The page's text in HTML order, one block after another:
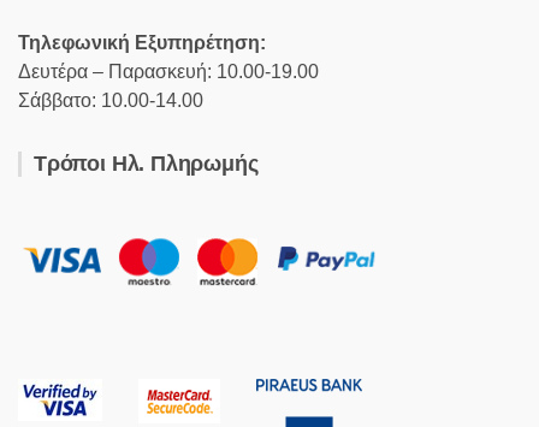
Τηλεφωνική Εξυπηρέτηση:
Δευτέρα – Παρασκευή: 10.00-19.00
Σάββατο: 10.00-14.00
Τρόποι Ηλ. Πληρωμής